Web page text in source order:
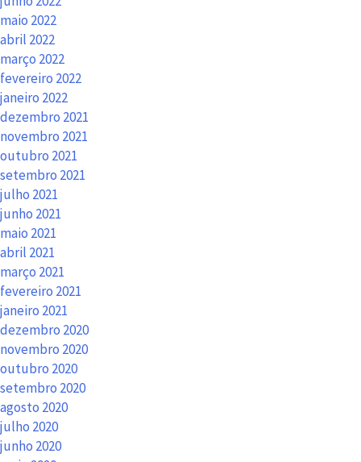
maio 2022
abril 2022
março 2022
fevereiro 2022
janeiro 2022
dezembro 2021
novembro 2021
outubro 2021
setembro 2021
julho 2021
junho 2021
maio 2021
abril 2021
março 2021
fevereiro 2021
janeiro 2021
dezembro 2020
novembro 2020
outubro 2020
setembro 2020
agosto 2020
julho 2020
junho 2020